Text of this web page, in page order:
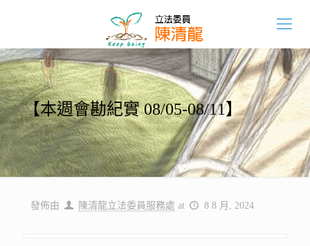
【本週會勘紀實 08/05-08/11】
發佈由 陳清龍立法委員服務處 at 8 8 月, 2024